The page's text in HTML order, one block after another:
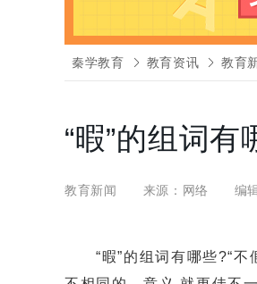
秦学教育 教育资讯 教育
“暇”的组词有
教育新闻 来源：网络 编
“暇”的组词有哪些?“不